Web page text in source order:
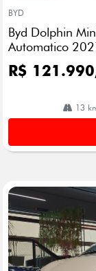
arti
lhe
BYD
Byd Dolphin
Automatico
R$
13